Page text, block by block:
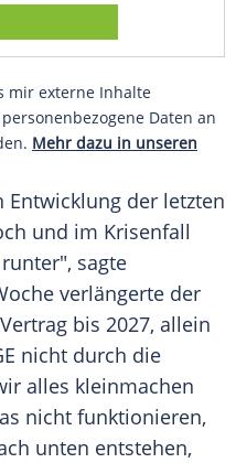
mir externe Inhalte
Daten an
Mehr dazu in unseren
der letzten
und im Krisenfall
sagte
verlängerte der
Vertrag bis 2027, allein
nicht durch die
alles kleinmachen
nicht funktionieren,
unten entstehen,